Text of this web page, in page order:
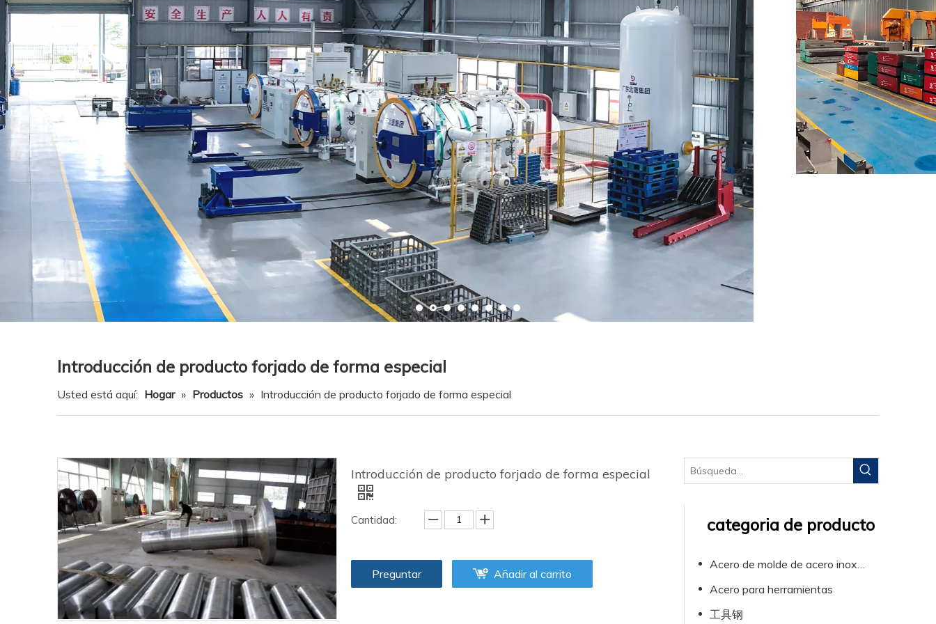
Introducción de producto forjado de forma especial
Usted está aquí: Hogar » Productos » Introducción de producto forjado de forma especial
Introducción de producto forjado de forma especial
Cantidad:
Preguntar Añadir al carrito
categoria de producto
Acero para herramientas
工具钢